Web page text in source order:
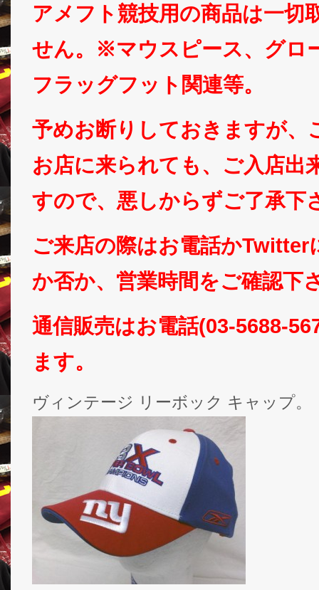
アメフト競技用の商品は一切
せん。※マウスピース、グロ
フラッグフット関連等。
予めお断りしておきますが、
お店に来られても、ご入店出
すので、悪しからずご了承下
ご来店の際はお電話かTwitter
か否か、営業時間をご確認下
通信販売はお電話(03-5688-
ます。
ヴィンテージ リーボック キャップ。